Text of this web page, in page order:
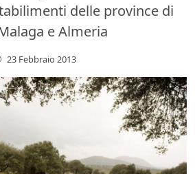
delle province di
e Almeria
23 Febbraio 2013